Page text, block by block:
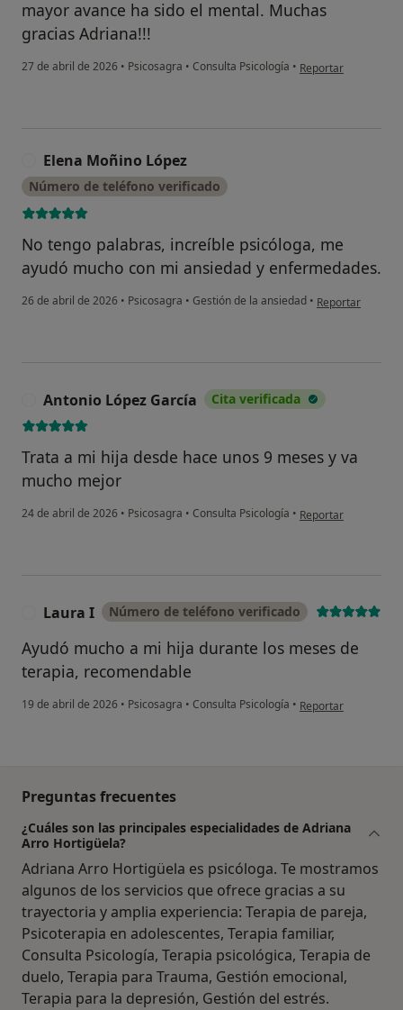
mayor avance ha sido el mental. Muchas
gracias Adriana!!!
27 de abril de 2026 • Psicosagra • Consulta Psicología • en opinión del
Reportar
Elena Moñino López
Número de teléfono verificado
No tengo palabras, increíble psicóloga, me
ayudó mucho con mi ansiedad y enfermedades.
26 de abril de 2026 • Psicosagra • Gestión de la ansiedad • en opinión del
Reportar
Antonio López García Cita verificada
Trata a mi hija desde hace unos 9 meses y va
mucho mejor
24 de abril de 2026 • Psicosagra • Consulta Psicología • en opinión del
Reportar
Laura I Número de teléfono verificado
Ayudó mucho a mi hija durante los meses de
terapia, recomendable
19 de abril de 2026 • Psicosagra • Consulta Psicología • en opinión del
Reportar
Preguntas frecuentes
¿Cuáles son las principales especialidades de Adriana
Arro Hortigüela?
Adriana Arro Hortigüela es psicóloga. Te mostramos
algunos de los servicios que ofrece gracias a su
trayectoria y amplia experiencia: Terapia de pareja,
Psicoterapia en adolescentes, Terapia familiar,
Consulta Psicología, Terapia psicológica, Terapia de
duelo, Terapia para Trauma, Gestión emocional,
Terapia para la depresión, Gestión del estrés.